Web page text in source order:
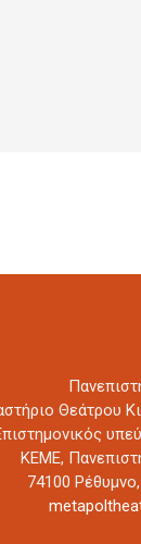
Θεάτρου
ΚΕΜΕ,
74100